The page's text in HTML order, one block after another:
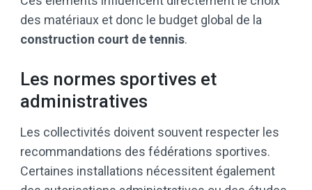
des matériaux et donc le budget global de la
construction court de tennis.
Les normes sportives et
administratives
Les collectivités doivent souvent respecter les
recommandations des fédérations sportives.
Certaines installations nécessitent également